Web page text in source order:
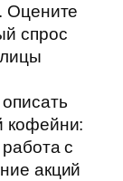
Оцените
спрос
кофейни:
с
акций